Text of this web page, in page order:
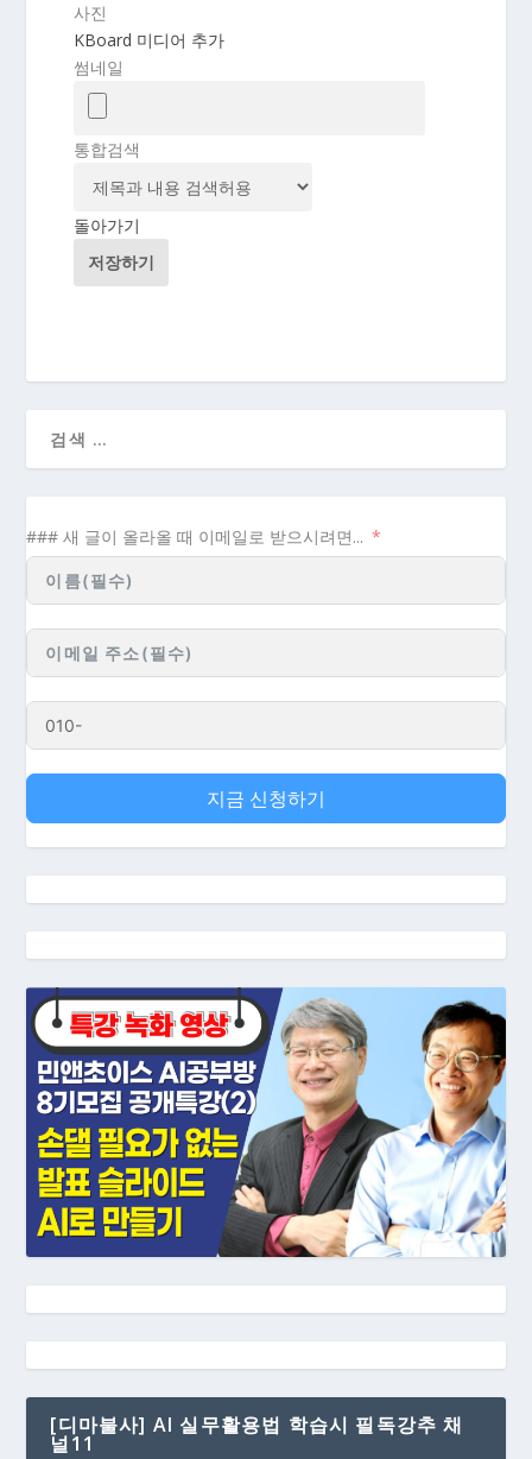
사진
KBoard 미디어 추가
썸네일
통합검색
돌아가기
저장하기
### 새 글이 올라올 때 이메일로 받으시려면...
지금 신청하기
[디마불사] AI 실무활용법 학습시 필독강추 채
널11